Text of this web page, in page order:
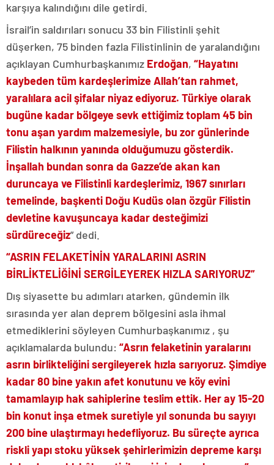
karşıya kalındığını dile getirdi.
İsrail’in saldırıları sonucu 33 bin Filistinli şehit
düşerken, 75 binden fazla Filistinlinin de yaralandığını
açıklayan Cumhurbaşkanımız Erdoğan, “Hayatını
kaybeden tüm kardeşlerimize Allah’tan rahmet,
yaralılara acil şifalar niyaz ediyoruz. Türkiye olarak
bugüne kadar bölgeye sevk ettiğimiz toplam 45 bin
tonu aşan yardım malzemesiyle, bu zor günlerinde
Filistin halkının yanında olduğumuzu gösterdik.
İnşallah bundan sonra da Gazze’de akan kan
duruncaya ve Filistinli kardeşlerimiz, 1967 sınırları
temelinde, başkenti Doğu Kudüs olan özgür Filistin
devletine kavuşuncaya kadar desteğimizi
sürdüreceğiz” dedi.
“ASRIN FELAKETİNİN YARALARINI ASRIN
BİRLİKTELİĞİNİ SERGİLEYEREK HIZLA SARIYORUZ”
Dış siyasette bu adımları atarken, gündemin ilk
sırasında yer alan deprem bölgesini asla ihmal
etmediklerini söyleyen Cumhurbaşkanımız , şu
açıklamalarda bulundu: “Asrın felaketinin yaralarını
asrın birlikteliğini sergileyerek hızla sarıyoruz. Şimdiye
kadar 80 bine yakın afet konutunu ve köy evini
tamamlayıp hak sahiplerine teslim ettik. Her ay 15-20
bin konut inşa etmek suretiyle yıl sonunda bu sayıyı
200 bine ulaştırmayı hedefliyoruz. Bu süreçte ayrıca
riskli yapı stoku yüksek şehirlerimizin depreme karşı